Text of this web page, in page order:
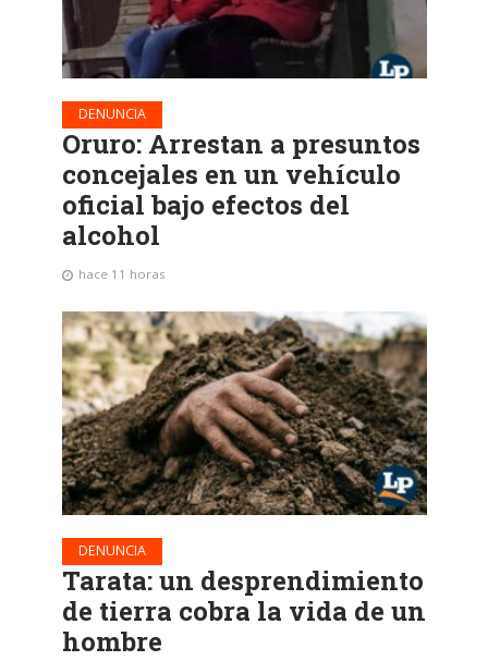
DENUNCIA
Oruro: Arrestan a presuntos
concejales en un vehículo
oficial bajo efectos del
alcohol
hace 11 horas
DENUNCIA
Tarata: un desprendimiento
de tierra cobra la vida de un
hombre